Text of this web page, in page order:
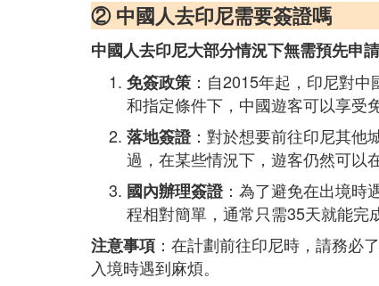
② 中國人去印尼需要簽證嗎
中國人去印尼大部分情況下無需預先申
免簽政策 ：自2015年起，印尼對
和指定條件下，中國遊客可以享受
落地簽證：對於想要前往印尼其他
過，在某些情況下，遊客仍然可以
國內辦理簽證：為了避免在出境時
程相對簡單，通常只需35天就能完
注意事項 ：在計劃前往印尼時，請務必
入境時遇到麻煩。